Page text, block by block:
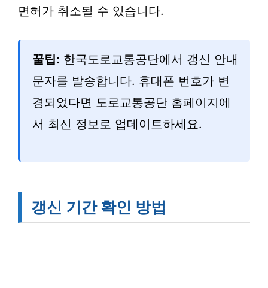
면허가 취소될 수 있습니다.
꿀팁: 한국도로교통공단에서 갱신 안내
문자를 발송합니다. 휴대폰 번호가 변
경되었다면 도로교통공단 홈페이지에
서 최신 정보로 업데이트하세요.
갱신 기간 확인 방법